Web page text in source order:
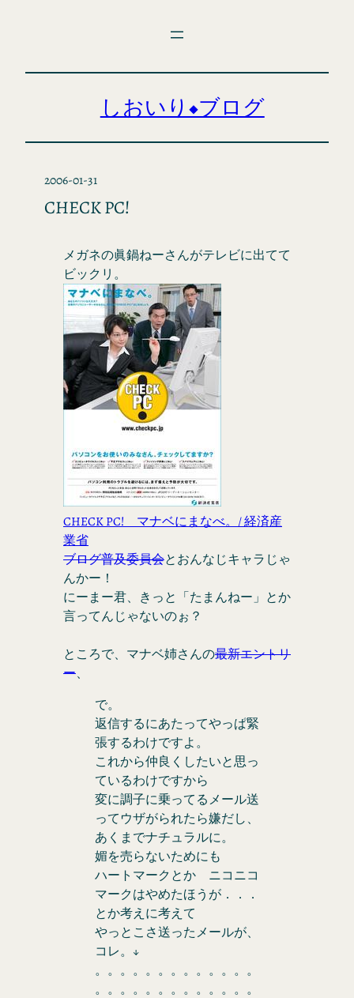
しおいり◆ブログ
2006-01-31
CHECK PC!
メガネの眞鍋ねーさんがテレビに出てて
ビックリ。
CHECK PC! マナベにまなべ。/ 経済産
業省
ブログ普及委員会とおんなじキャラじゃ
んかー！
にーまー君、きっと「たまんねー」とか
言ってんじゃないのぉ？
ところで、マナベ姉さんの最新エントリ
ー、
で。
返信するにあたってやっぱ緊
張するわけですよ。
これから仲良くしたいと思っ
ているわけですから
変に調子に乗ってるメール送
ってウザがられたら嫌だし、
あくまでナチュラルに。
媚を売らないためにも
ハートマークとか ニコニコ
マークはやめたほうが．．．
とか考えに考えて
やっとこさ送ったメールが、
コレ。↓
。。。。。。。。。。。。。
。。。。。。。。。。。。。